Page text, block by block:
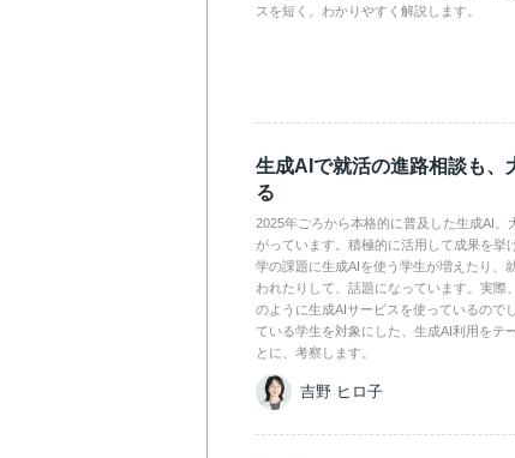
スを短く、わかりやすく解説します。
生成AIで就活の進路相談も、
る
2025年ごろから本格的に普及した生成AI。
がっています。積極的に活用して成果を挙
学の課題に生成AIを使う学生が増えたり、
われたりして、話題になっています。実際
のように生成AIサービスを使っているので
ている学生を対象にした、生成AI利用をテ
とに、考察します。
吉野 ヒロ子